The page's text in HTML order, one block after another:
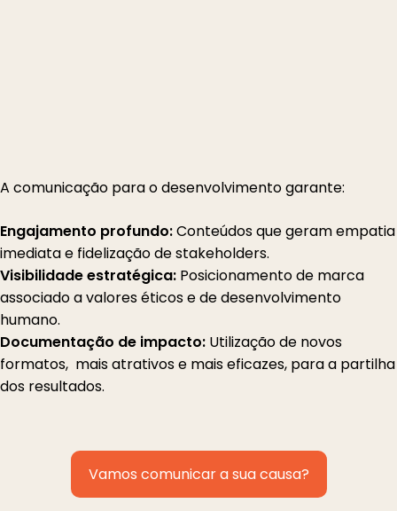
A comunicação para o desenvolvimento garante:
Engajamento profundo:Conteúdos que geram empatia
imediata e fidelização de stakeholders.
Visibilidade estratégica: Posicionamento de marca
associado a valores éticos e de desenvolvimento
humano.
Documentação de impacto: Utilização de novos
formatos, mais atrativos e mais eficazes, para a partilha
dos resultados.
Vamos comunicar a sua causa?